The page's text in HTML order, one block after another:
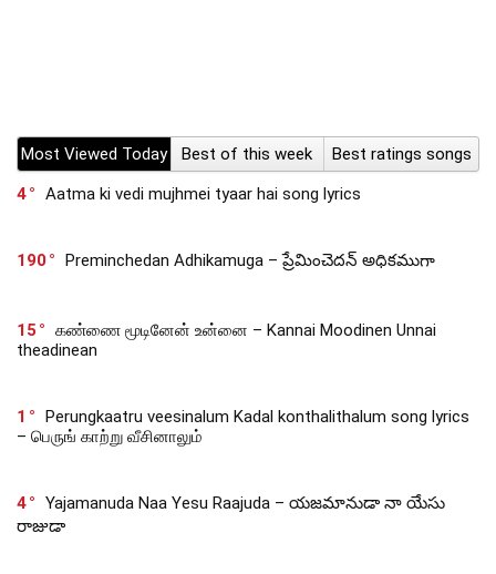
Most Viewed Today Best of this week
Best ratings songs
4
Aatma ki vedi mujhmei tyaar hai song lyrics
190 Preminchedan Adhikamuga – ప్రేమించెదన్ అధికముగా
15
கண்ணை மூடினேன் உன்னை – Kannai Moodinen Unnai
theadinean
1
Perungkaatru veesinalum Kadal konthalithalum song lyrics
– பெருங் காற்று வீசினாலும்
4
Yajamanuda Naa Yesu Raajuda – యజమానుడా నా యేసు
రాజుడా